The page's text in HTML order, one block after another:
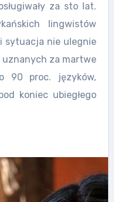
za sto lat.
lingwistów
sytuacja nie ulegnie
uznanych za martwe
90 proc. języków,
koniec ubiegłego